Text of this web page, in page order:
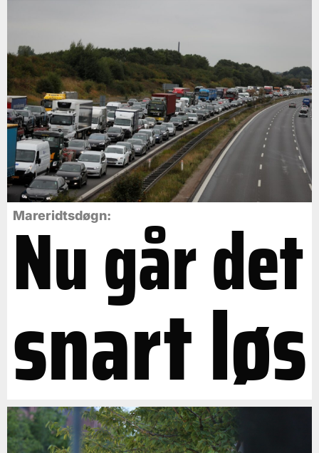
Mareridtsdøgn:
Nu går det
snart løs